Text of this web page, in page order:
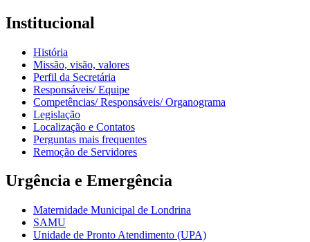
Institucional
História
Missão, visão, valores
Perfil da Secretária
Responsáveis/ Equipe
Competências/ Responsáveis/ Organograma
Legislação
Localização e Contatos
Perguntas mais frequentes
Remoção de Servidores
Urgência e Emergência
Maternidade Municipal de Londrina
SAMU
Unidade de Pronto Atendimento (UPA)